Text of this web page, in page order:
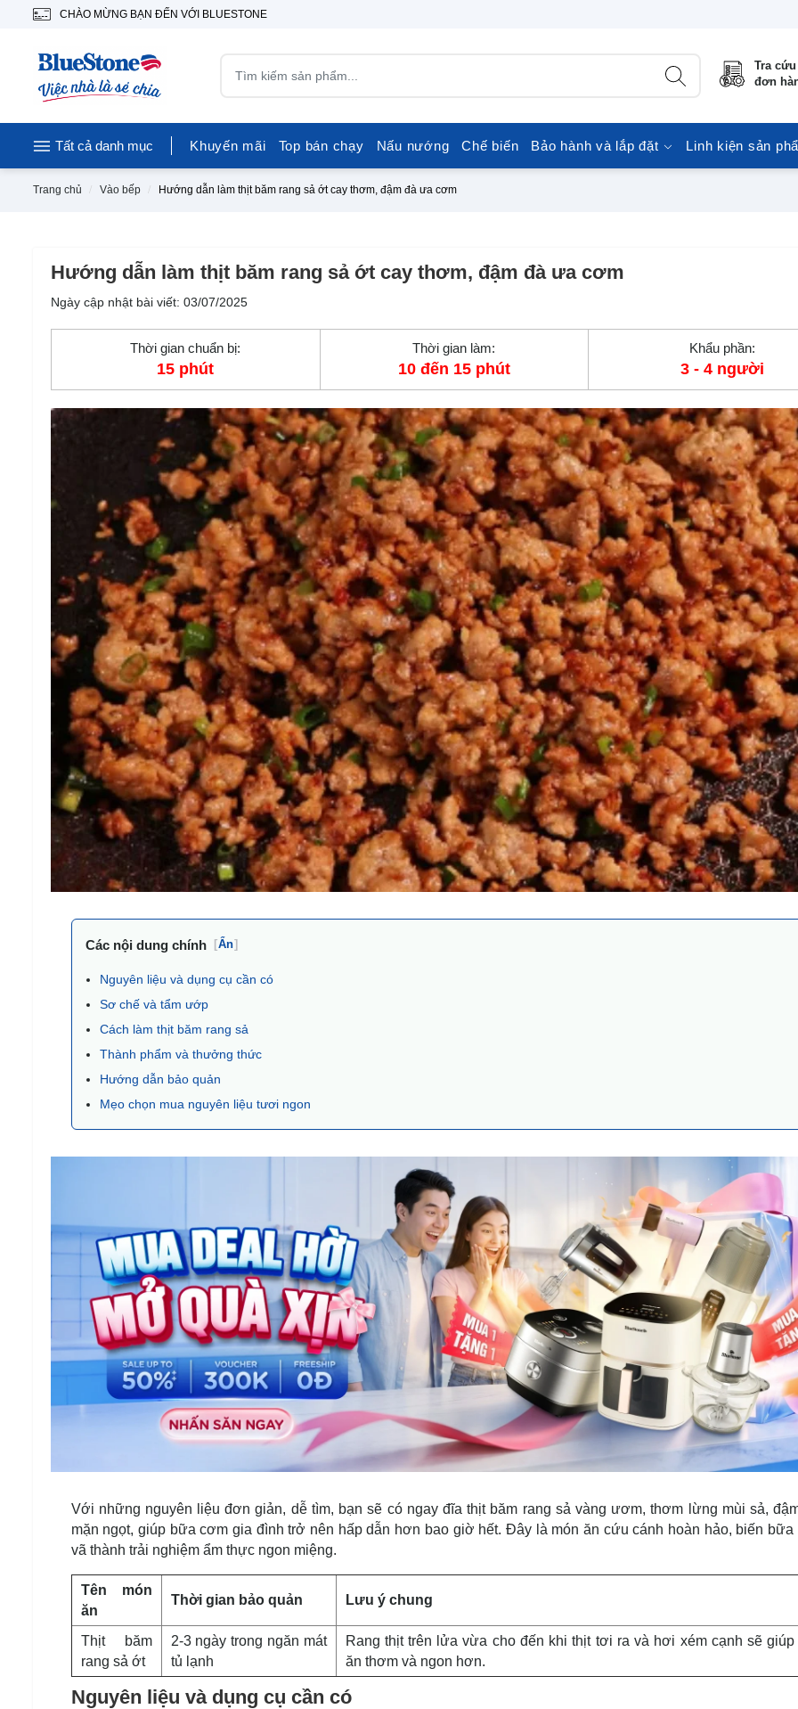
CHÀO MỪNG BẠN ĐẾN VỚI BLUESTONE
Tra cứu
đơn
Tất cả danh mục Khuyến mãi Top bán chạy Nấu nướng Chế biến Bảo hành và lắp đặt Linh kiện sản
Trang chủ Vào bếp Hướng dẫn làm thịt băm rang sả ớt cay thơm, đậm đà ưa cơm
Hướng dẫn làm thịt băm rang sả ớt cay thơm, đậm đà ưa cơm
Ngày cập nhật bài viết: 03/07/2025
Thời gian chuẩn bị:
15 phút
Thời gian làm:
10 đến 15 phút
Khẩu phần:
3 - 4 người
Các nội dung chính [Ẩn]
Nguyên liệu và dụng cụ cần có
Sơ chế và tẩm ướp
Cách làm thịt băm rang sả
Thành phẩm và thưởng thức
Hướng dẫn bảo quản
Mẹo chọn mua nguyên liệu tươi ngon
Với những nguyên liệu đơn giản, dễ tìm, bạn sẽ có ngay đĩa thịt băm rang sả vàng ươm, thơm lừng mùi sả,
mặn ngọt, giúp bữa cơm gia đình trở nên hấp dẫn hơn bao giờ hết. Đây là món ăn cứu cánh hoàn hảo, biến bữa
vã thành trải nghiệm ẩm thực ngon miệng.
Tên món
ăn
Thời gian bảo quản Lưu ý chung
Thịt băm
rang sả ớt
2-3 ngày trong ngăn mát
tủ lạnh
Rang thịt trên lửa vừa cho đến khi thịt tơi ra và hơi xém cạnh sẽ giúp
ăn thơm và ngon hơn.
Nguyên liệu và dụng cụ cần có